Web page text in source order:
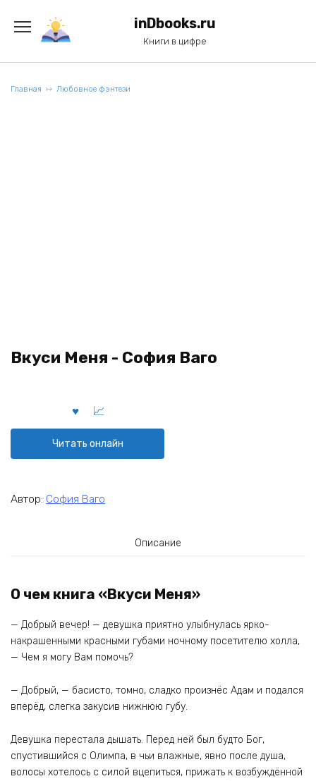
содержанию
inDbooks.ru
Книги в цифре
Главная Любовное фэнтези
Вкуси Меня - София Ваго
Читать онлайн
Автор: София Ваго
Описание
О чем книга «Вкуси Меня»
— Добрый вечер! — девушка приятно улыбнулась ярко-
накрашенными красными губами ночному посетителю холла,
— Чем я могу Вам помочь?
— Добрый, — басисто, томно, сладко произнёс Адам и подался
вперёд, слегка закусив нижнюю губу.
Девушка перестала дышать. Перед ней был будто Бог,
спустившийся с Олимпа, в чьи влажные, явно после душа,
волосы хотелось с силой вцепиться, прижать к возбуждённой